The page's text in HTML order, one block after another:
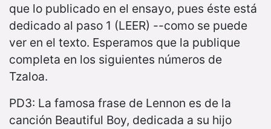
que lo publicado en el ensayo, pues éste está
dedicado al paso 1 (LEER) --como se puede
ver en el texto. Esperamos que la publique
completa en los siguientes números de
Tzaloa.
PD3: La famosa frase de Lennon es de la
canción Beautiful Boy, dedicada a su hijo